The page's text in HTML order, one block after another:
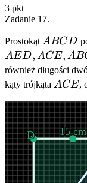
3 pkt
Zadanie 17.
Prostokąt ABCD
ABCD
AED, ACE, A
również długości
kąty trójkąta ACE
ACE,
D 15 cm